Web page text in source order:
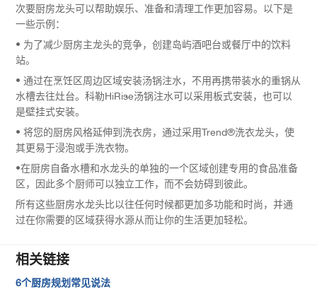
次要厨房龙头可以帮助娱乐、准备和清理工作更加容易。以下是
一些示例：
• 为了减少厨房主龙头的竞争，创建岛屿酒吧台或餐厅中的饮料
站。
• 通过在烹饪区周边区域安装汤锅注水，不用再携带装水的重锅从
水槽去往灶台。科勒HiRise汤锅注水可以采用板式安装，也可以
是壁挂式安装。
• 将您的厨房风格延伸到洗衣房，通过采用Trend®洗衣龙头，使
其更易于浸泡或手洗衣物。
•在厨房自备水槽和水龙头的单独的一个区域创建专用的食品准备
区，因此多个厨师可以独立工作，而不会妨碍到彼此。
所有这些厨房水龙头比以往任何时候都更加多功能和时尚，并通
过在你需要的区域获得水源从而让你的生活更加轻松。
相关链接
6个厨房规划常见说法